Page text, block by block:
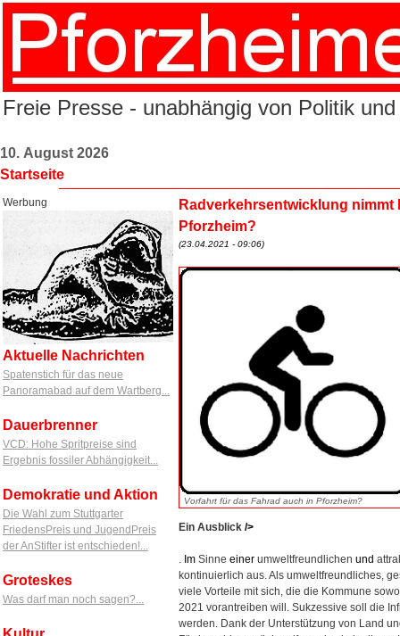
Freie Presse - unabhängig von Politik
10. August 2026
Startseite
Werbung
Aktuelle Nachrichten
Spatenstich für das neue
Panoramabad auf dem Wartberg...
Dauerbrenner
VCD: Hohe Spritpreise sind
Ergebnis fossiler Abhängigkeit...
Demokratie und Aktion
Die Wahl zum Stuttgarter
FriedensPreis und JugendPreis
der AnStifter ist entschieden!...
Groteskes
Was darf man noch sagen?...
Radverkehrsentwicklung nimmt
Pforzheim?
(23.04.2021 - 09:06)
Vorfahrt für das Fahrad auch in Pforzheim?
Ein Ausblick />
. Im Sinne einer umweltfreundlichen und
kontinuierlich aus. Als umweltfreundliches,
viele Vorteile mit sich, die die Kommune
2021 vorantreiben will. Sukzessive soll die
werden. Dank der Unterstützung von Land